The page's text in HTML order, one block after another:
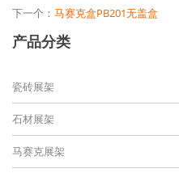
下一个： 马赛克盒PB201无盖盒
产品分类
瓷砖展架
石材展架
马赛克展架